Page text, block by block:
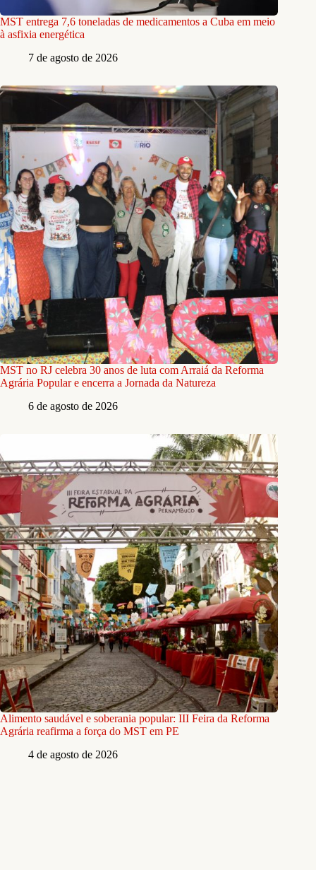
MST entrega 7,6 toneladas de medicamentos a Cuba em meio
à asfixia energética
7 de agosto de 2026
MST no RJ celebra 30 anos de luta com Arraiá da Reforma
Agrária Popular e encerra a Jornada da Natureza
6 de agosto de 2026
Alimento saudável e soberania popular: III Feira da Reforma
Agrária reafirma a força do MST em PE
4 de agosto de 2026